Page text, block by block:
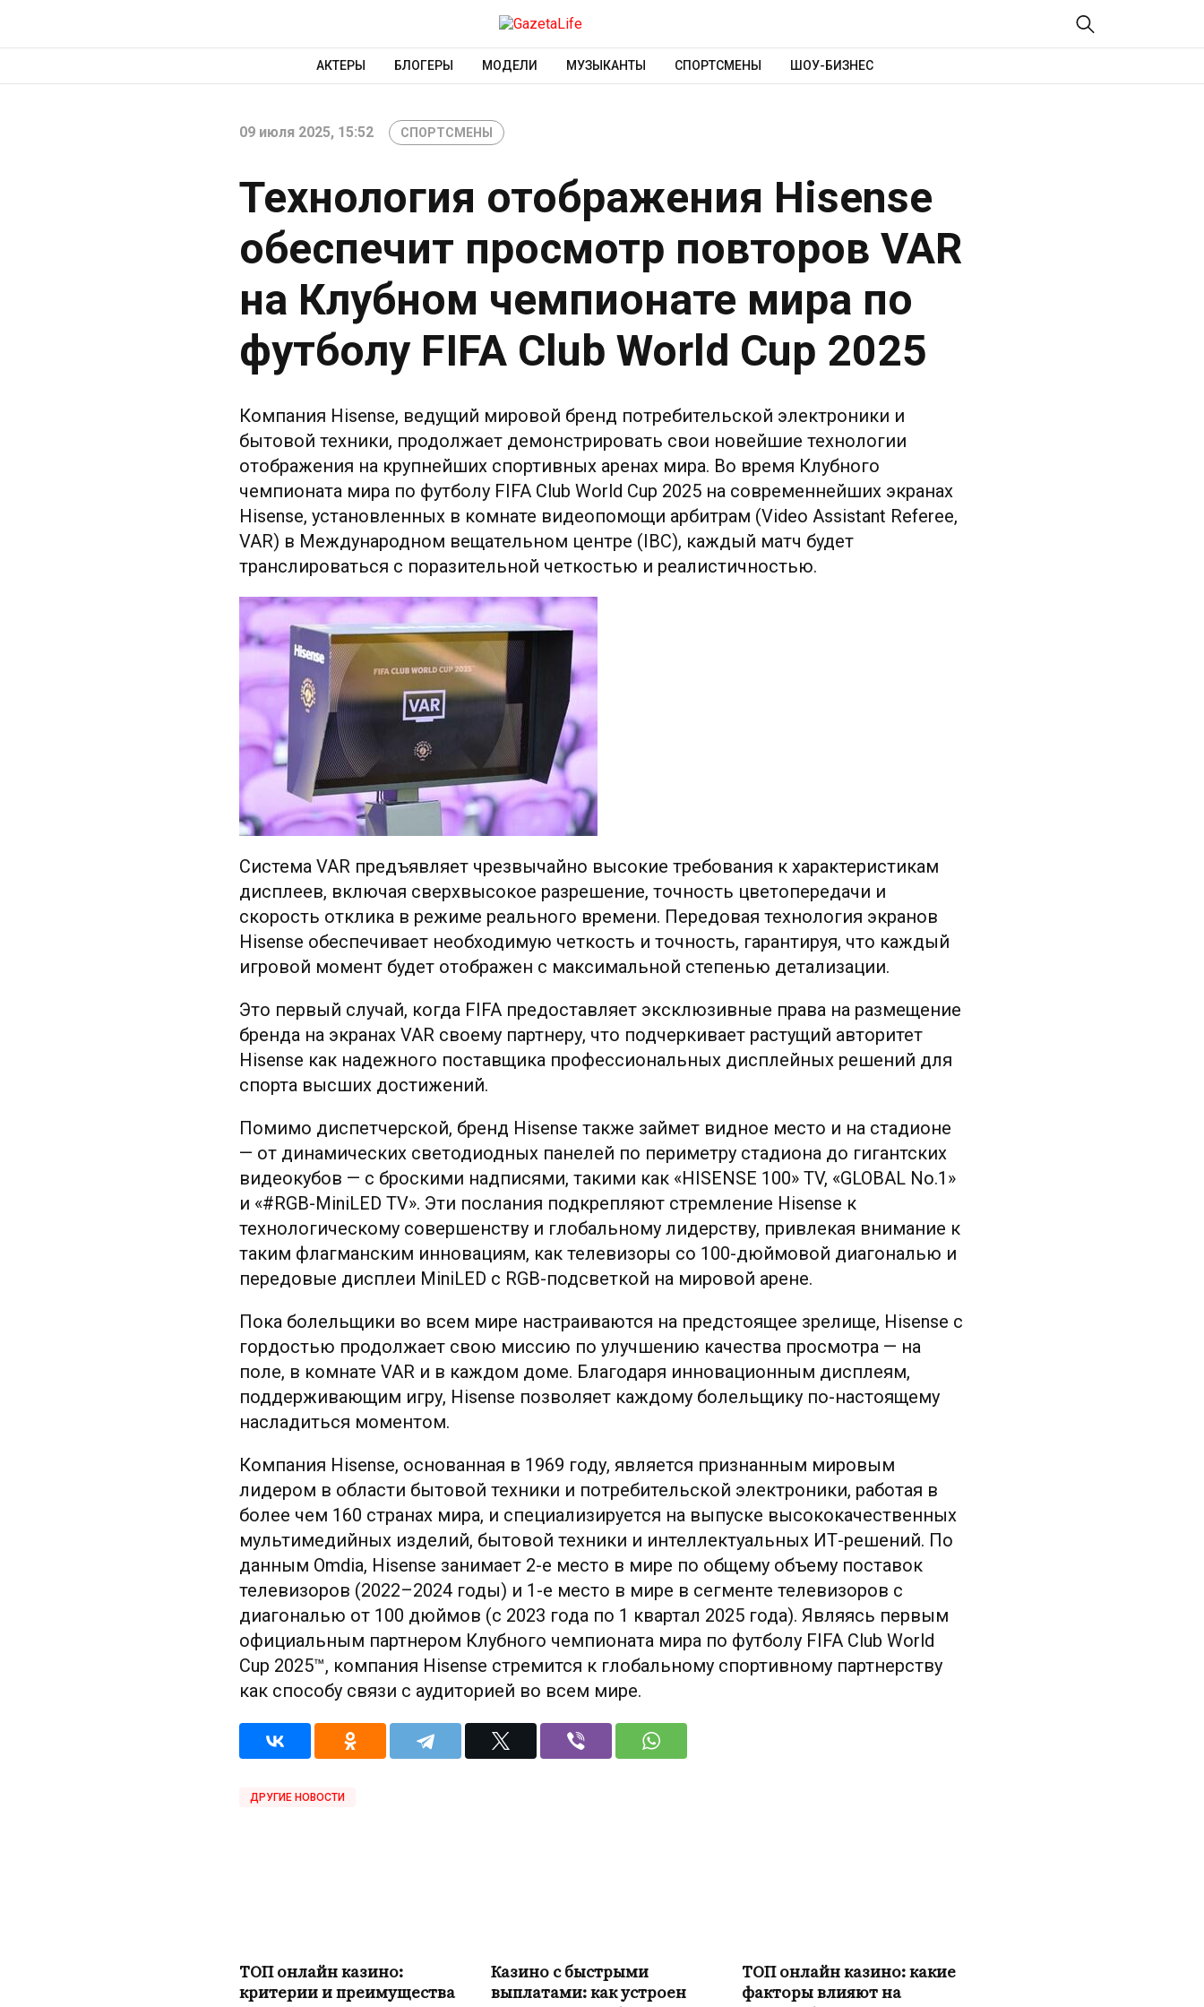
АКТЕРЫ БЛОГЕРЫ МОДЕЛИ МУЗЫКАНТЫ СПОРТСМЕНЫ ШОУ-БИЗНЕС
09 июля 2025, 15:52 СПОРТСМЕНЫ
Технология отображения Hisense
обеспечит просмотр повторов VAR
на Клубном чемпионате мира по
футболу FIFA Club World Cup 2025
Компания Hisense, ведущий мировой бренд потребительской электроники и
бытовой техники, продолжает демонстрировать свои новейшие технологии
отображения на крупнейших спортивных аренах мира. Во время Клубного
чемпионата мира по футболу FIFA Club World Cup 2025 на современнейших экранах
Hisense, установленных в комнате видеопомощи арбитрам (Video Assistant Referee,
VAR) в Международном вещательном центре (IBC), каждый матч будет
транслироваться с поразительной четкостью и реалистичностью.
Система VAR предъявляет чрезвычайно высокие требования к характеристикам
дисплеев, включая сверхвысокое разрешение, точность цветопередачи и
скорость отклика в режиме реального времени. Передовая технология экранов
Hisense обеспечивает необходимую четкость и точность, гарантируя, что каждый
игровой момент будет отображен с максимальной степенью детализации.
Это первый случай, когда FIFA предоставляет эксклюзивные права на размещение
бренда на экранах VAR своему партнеру, что подчеркивает растущий авторитет
Hisense как надежного поставщика профессиональных дисплейных решений для
спорта высших достижений.
Помимо диспетчерской, бренд Hisense также займет видное место и на стадионе
— от динамических светодиодных панелей по периметру стадиона до гигантских
видеокубов — с броскими надписями, такими как «HISENSE 100» TV, «GLOBAL No.1»
и «#RGB-MiniLED TV». Эти послания подкрепляют стремление Hisense к
технологическому совершенству и глобальному лидерству, привлекая внимание к
таким флагманским инновациям, как телевизоры со 100-дюймовой диагональю и
передовые дисплеи MiniLED с RGB-подсветкой на мировой арене.
Пока болельщики во всем мире настраиваются на предстоящее зрелище, Hisense с
гордостью продолжает свою миссию по улучшению качества просмотра — на
поле, в комнате VAR и в каждом доме. Благодаря инновационным дисплеям,
поддерживающим игру, Hisense позволяет каждому болельщику по-настоящему
насладиться моментом.
Компания Hisense, основанная в 1969 году, является признанным мировым
лидером в области бытовой техники и потребительской электроники, работая в
более чем 160 странах мира, и специализируется на выпуске высококачественных
мультимедийных изделий, бытовой техники и интеллектуальных ИТ-решений. По
данным Omdia, Hisense занимает 2-е место в мире по общему объему поставок
телевизоров (2022–2024 годы) и 1-е место в мире в сегменте телевизоров с
диагональю от 100 дюймов (с 2023 года по 1 квартал 2025 года). Являясь первым
официальным партнером Клубного чемпионата мира по футболу FIFA Club World
Cup 2025™, компания Hisense стремится к глобальному спортивному партнерству
как способу связи с аудиторией во всем мире.
ДРУГИЕ НОВОСТИ
ТОП онлайн казино:
критерии и преимущества
Казино с быстрыми
выплатами: как устроен
ТОП онлайн казино: какие
факторы влияют на